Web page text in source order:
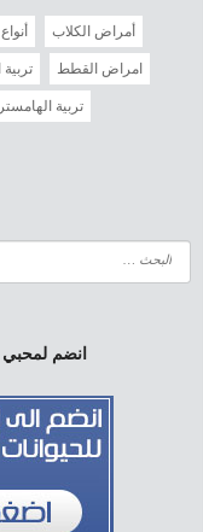
أمراض الكلاب
امراض القطط
تربية الهامستر
انضم لمحبي